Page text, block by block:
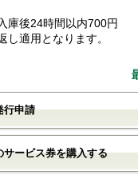
庫後24時間以内700円
適用となります。
行申請
サービス券を購入する